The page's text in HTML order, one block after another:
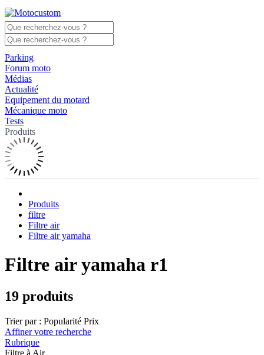
Parking
Forum moto
Médias
Actualité
Equipement du motard
Mécanique moto
Tests
Produits
Produits
filtre
Filtre air
Filtre air yamaha
Filtre air yamaha r1
19 produits
Trier par : Popularité Prix
Affiner votre recherche
Rubrique
Filtre à Air